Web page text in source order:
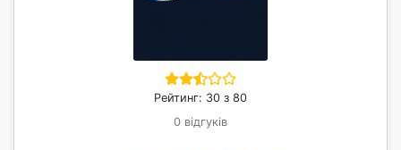
Рейтинг: 30 з 80
0 відгуків